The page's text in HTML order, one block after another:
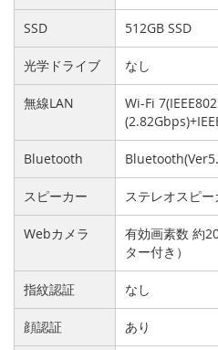
SSD 512GB SSD
光学ドライブ なし
無線LAN
Wi-Fi
Bluetooth
スピーカー ステレオスピー
Webカメラ
有効画素数 約
ター付き）
指紋認証 なし
顔認証 あり